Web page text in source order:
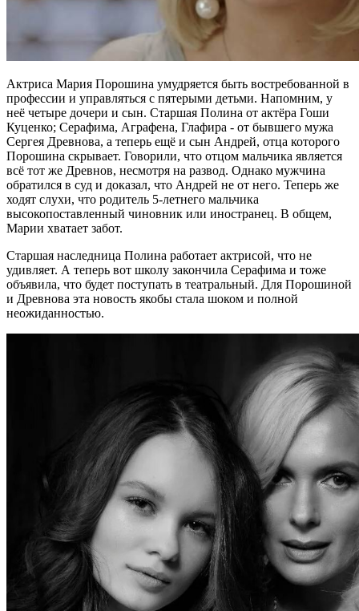
Актриса Мария Порошина умудряется быть востребованной в
профессии и управляться с пятерыми детьми. Напомним, у
неё четыре дочери и сын. Старшая Полина от актёра Гоши
Куценко; Серафима, Аграфена, Глафира - от бывшего мужа
Сергея Древнова, а теперь ещё и сын Андрей, отца которого
Порошина скрывает. Говорили, что отцом мальчика является
всё тот же Древнов, несмотря на развод. Однако мужчина
обратился в суд и доказал, что Андрей не от него. Теперь же
ходят слухи, что родитель 5-летнего мальчика
высокопоставленный чиновник или иностранец. В общем,
Марии хватает забот.
Старшая наследница Полина работает актрисой, что не
удивляет. А теперь вот школу закончила Серафима и тоже
объявила, что будет поступать в театральный. Для Порошиной
и Древнова эта новость якобы стала шоком и полной
неожиданностью.